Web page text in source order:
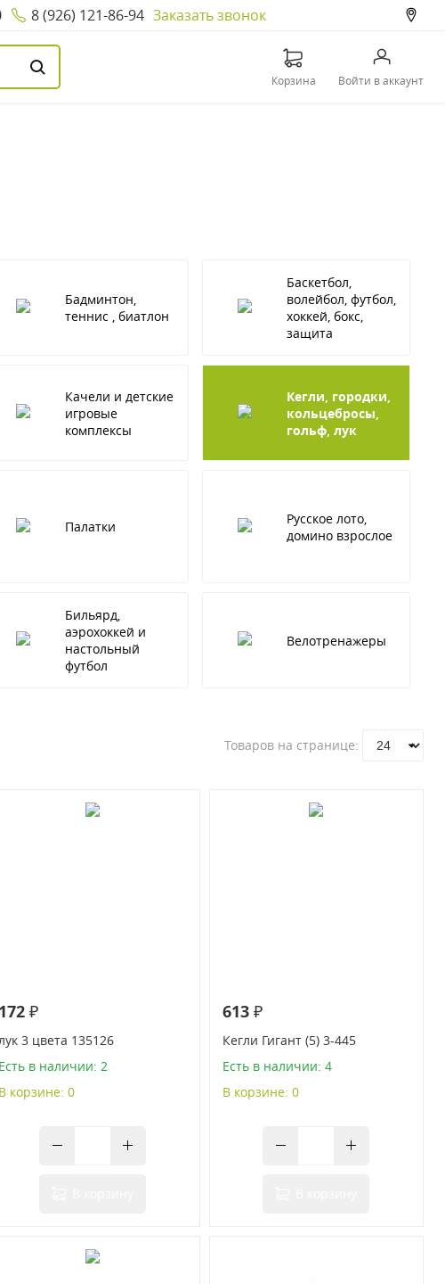
8 (926) 121-86-94 Заказать звонок
Корзина Войти в аккаунт
Бадминтон,
теннис , биатлон
Баскетбол,
волейбол, футбол,
хоккей, бокс,
защита
Качели и детские
игровые
комплексы
Кегли, городки,
кольцебросы,
гольф, лук
Палатки
Русское лото,
домино взрослое
Бильярд,
аэрохоккей и
настольный
футбол
Велотренажеры
Товаров на странице:
172 ₽
лук 3 цвета 135126
Есть в наличии: 2
В корзине: 0
613 ₽
Кегли Гигант (5) 3-445
Есть в наличии: 4
В корзине: 0